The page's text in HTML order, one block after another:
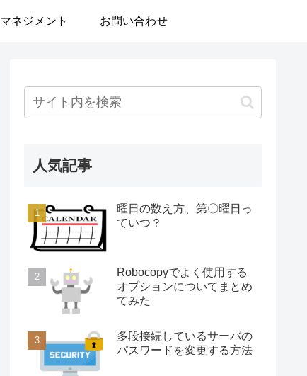
マネジメント お問い合わせ
人気記事
曜日の数え方、第〇曜日っ
ていつ？
Robocopyでよく使用する
オプションについてまとめ
てみた
多段接続しているサーバの
パスワードを変更する方法